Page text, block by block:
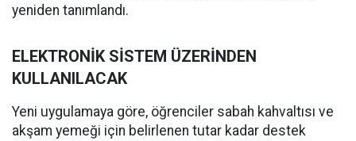
yeniden tanımlandı.
ELEKTRONİK SİSTEM ÜZERİNDEN
KULLANILACAK
Yeni uygulamaya göre, öğrenciler sabah kahvaltısı ve
akşam yemeği için belirlenen tutar kadar destek